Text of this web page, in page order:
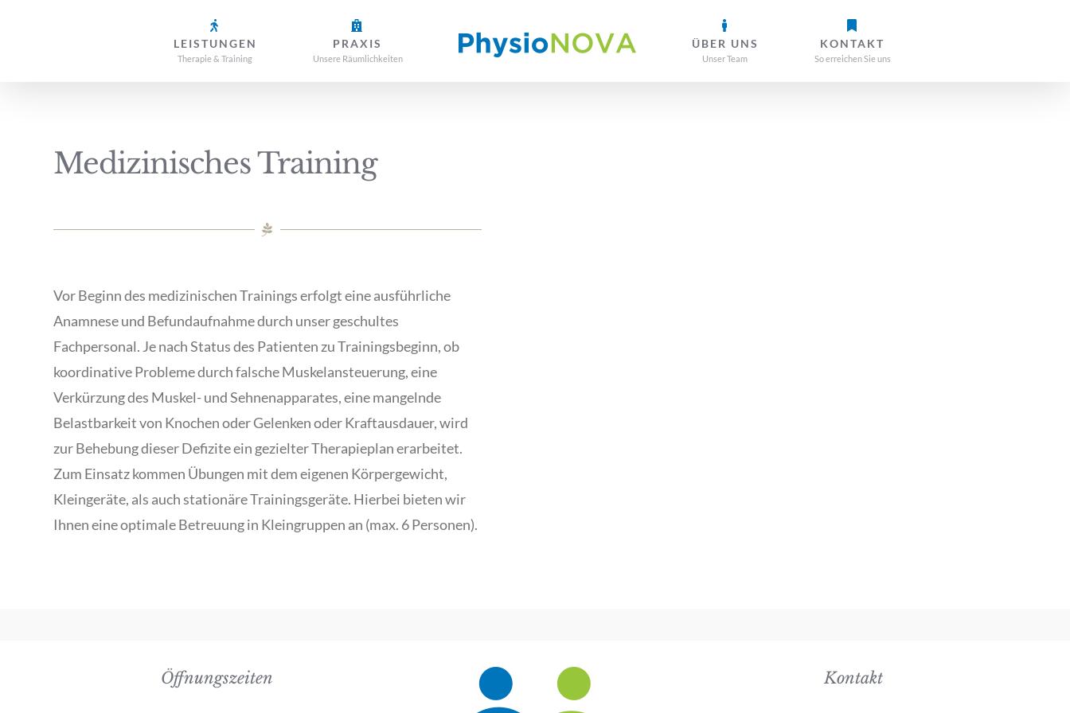
LEISTUNGEN
Therapie & Training
PRAXIS
Unsere Räumlichkeiten
ÜBER UNS
Unser Team
KONTAKT
So erreichen Sie uns
Medizinisches Training
Vor Beginn des medizinischen Trainings erfolgt eine ausführliche
Anamnese und Befundaufnahme durch unser geschultes
Fachpersonal. Je nach Status des Patienten zu Trainingsbeginn, ob
koordinative Probleme durch falsche Muskelansteuerung, eine
Verkürzung des Muskel- und Sehnenapparates, eine mangelnde
Belastbarkeit von Knochen oder Gelenken oder Kraftausdauer, wird
zur Behebung dieser Defizite ein gezielter Therapieplan erarbeitet.
Zum Einsatz kommen Übungen mit dem eigenen Körpergewicht,
Kleingeräte, als auch stationäre Trainingsgeräte. Hierbei bieten wir
Ihnen eine optimale Betreuung in Kleingruppen an (max. 6 Personen).
Öffnungszeiten Kontakt